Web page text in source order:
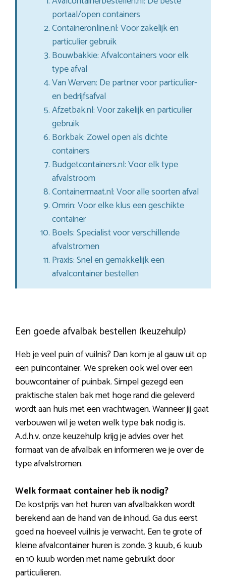
portaal/open containers
Containeronline.nl: Voor zakelijk en
particulier gebruik
Bouwbakkie: Afvalcontainers voor elk
type afval
Van Werven: De partner voor particulier-
en bedrijfsafval
Afzetbak.nl: Voor zakelijk en particulier
gebruik
Borkbak: Zowel open als dichte
containers
Budgetcontainers.nl: Voor elk type
afvalstroom
Containermaat.nl: Voor alle soorten afval
Omrin: Voor elke klus een geschikte
container
Boels: Specialist voor verschillende
afvalstromen
Praxis: Snel en gemakkelijk een
afvalcontainer bestellen
Een goede afvalbak bestellen (keuzehulp)
Heb je veel puin of vuilnis? Dan kom je al gauw uit op
een puincontainer. We spreken ook wel over een
bouwcontainer of puinbak. Simpel gezegd een
praktische stalen bak met hoge rand die geleverd
wordt aan huis met een vrachtwagen. Wanneer jij gaat
verbouwen wil je weten welk type bak nodig is.
A.d.h.v. onze keuzehulp krijg je advies over het
formaat van de afvalbak en informeren we je over de
type afvalstromen.
Welk formaat container heb ik nodig?
De kostprijs van het huren van afvalbakken wordt
berekend aan de hand van de inhoud. Ga dus eerst
goed na hoeveel vuilnis je verwacht. Een te grote of
kleine afvalcontainer huren is zonde. 3 kuub, 6 kuub
en 10 kuub worden met name gebruikt door
particulieren.